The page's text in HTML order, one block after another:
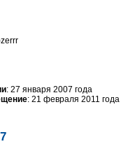
: 27 января 2007 года
: 21 февраля 2011 года